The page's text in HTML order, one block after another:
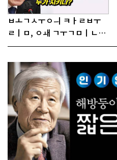
ㅂㅗㄱㅅㅜㅇㅢ ㅋㅏㄹㅂㅜ
ㄹㅣㅁ, ㅇㅙ ㄱㅜㄱㅁㅣㄴㄷ
ㅡㄹㅇㅣ ㄷㅏㅇㅎㅐㅇㅑ ㅎ